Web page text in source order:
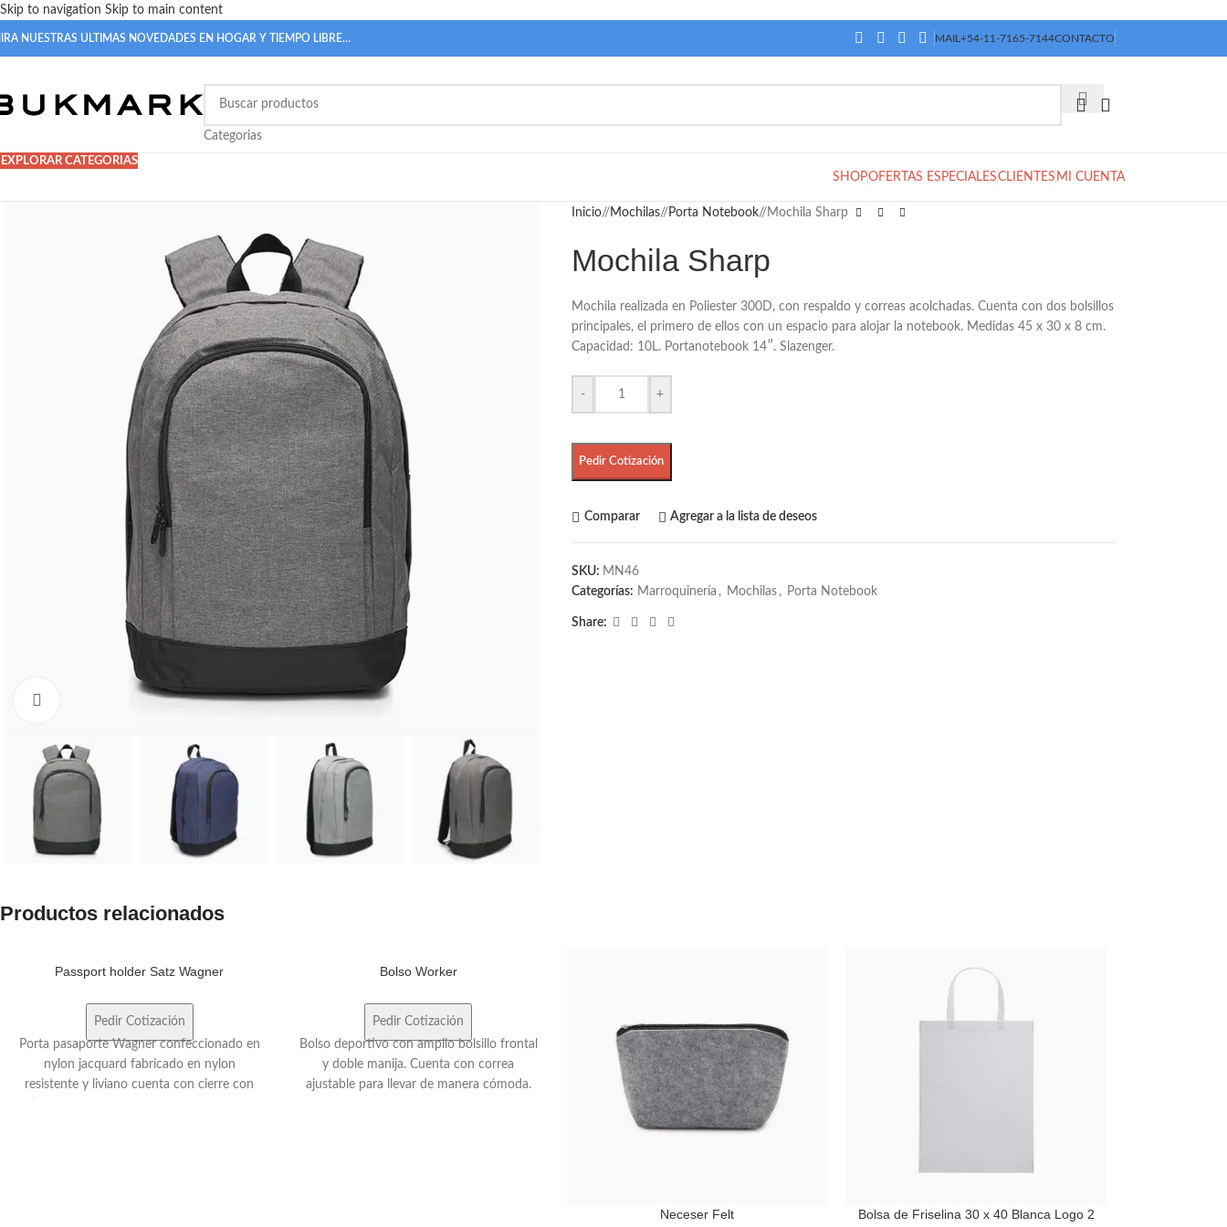
Skip to navigation Skip to main content
NUESTRAS ULTIMAS NOVEDADES EN HOGAR Y TIEMPO LIBRE… MAIL +54-11-7165-7144CONTACTO
Categorias
EXPLORAR CATEGORIAS
SHOPOFERTAS ESPECIALESCLIENTES MI CUENTA
Inicio/ Mochilas/ Porta Notebook/ Mochila Sharp
Mochila Sharp
Mochila realizada en Poliester 300D, con respaldo y correas acolchadas. Cuenta con dos bolsillos
principales, el primero de ellos con un espacio para alojar la notebook. Medidas 45 x 30 x 8 cm.
Capacidad: 10L. Portanotebook 14″. Slazenger.
- +
Pedir Cotización
Comparar Agregar a la lista de deseos
SKU: MN46
Categorías: Marroquinería , Mochilas , Porta Notebook
Share:
Productos relacionados
Passport holder Satz Wagner
Pedir Cotización
Porta pasaporte Wagner confeccionado en
nylon jacquard fabricado en nylon
resistente y liviano cuenta con cierre con
Bolso Worker
Pedir Cotización
Bolso deportivo con amplio bolsillo frontal
y doble manija. Cuenta con correa
ajustable para llevar de manera cómoda.
Neceser Felt
Bolsa de Friselina 30 x 40 Blanca Logo 2